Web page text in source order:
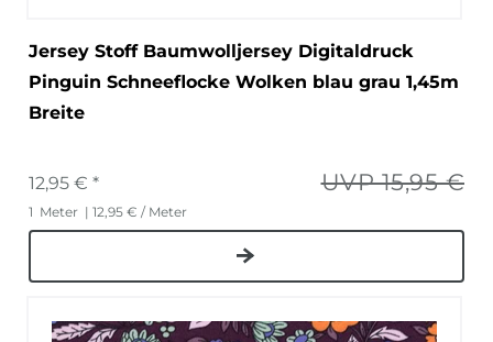
Jersey Stoff Baumwolljersey Digitaldruck
Pinguin Schneeflocke Wolken blau grau 1,45m
Breite
UVP 15,95 €
12,95 € *
1 Meter | 12,95 € / Meter